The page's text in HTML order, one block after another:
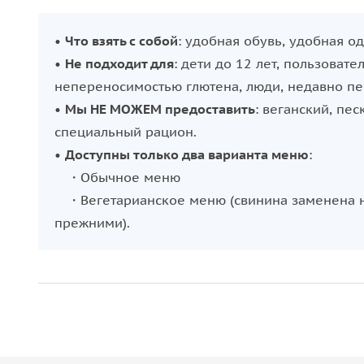
• Что взять с собой: удобная обувь, удобная
• Не подходит для: дети до 12 лет,
непереносимостью глютена, люди, недавно
• Мы НЕ МОЖЕМ предоставить: веганский,
специальный рацион.
• Доступны только два варианта меню:
・Обычное меню
・Вегетарианское меню (свинина заменена
прежними).